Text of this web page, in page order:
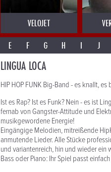
VELOJET
E F G H I J
LINGUA LOCA
HIP HOP FUNK Big-Band - es knallt,
Ist es Rap? Ist es Funk? Nein - es ist
fernab von Gangster-Attitude und
musikgewordene Energie!
Eingängige Melodien, mitreißende
anmutende Lieder. Alle Stücke
und variantenreich, hin und wieder
Bass oder Piano: Ihr Spiel passt